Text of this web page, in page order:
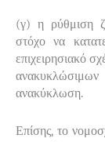
(γ) η ρύθμιση
στόχο να
επιχειρησιακό
ανακύκλωση.
Επίσης, το